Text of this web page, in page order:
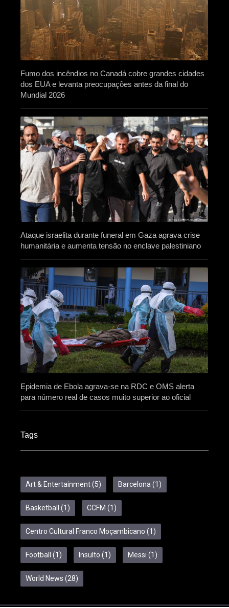
Fumo dos incêndios no Canadá cobre grandes cidades
dos EUA e levanta preocupações antes da final do
Mundial 2026
Ataque israelita durante funeral em Gaza agrava crise
humanitária e aumenta tensão no enclave palestiniano
Epidemia de Ebola agrava-se na RDC e OMS alerta
para número real de casos muito superior ao oficial
Tags
Art & Entertainment(5) Barcelona (1)
Basketball (1) CCFM (1)
Centro Cultural Franco Moçambicano (1)
Football (1) Insulto (1) Messi (1)
World News (28)